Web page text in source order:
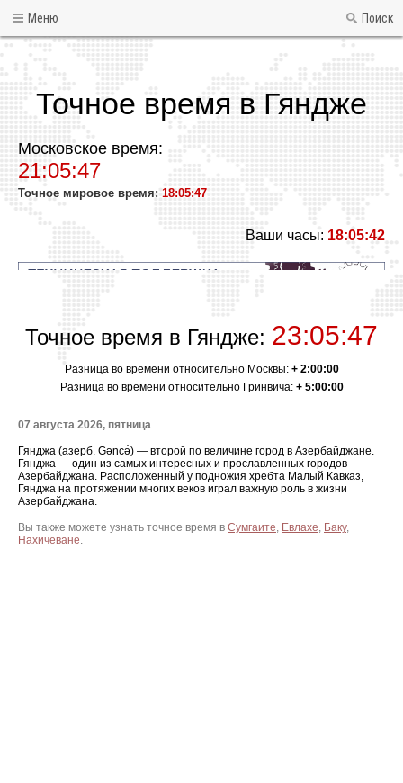
Меню Поиск
Точное время в Гяндже
Московское время:
21:05:47
Точное мировое время: 18:05:47
Ваши часы: 18:05:42
Точное время в Гяндже: 23:05:47
Разница во времени относительно Москвы: + 2:00:00
Разница во времени относительно Гринвича: + 5:00:00
07 августа 2026, пятница
Гянджа (азерб. Gəncə́) — второй по величине город в Азербайджане.
Гянджа — один из самых интересных и прославленных городов
Азербайджана. Расположенный у подножия хребта Малый Кавказ,
Гянджа на протяжении многих веков играл важную роль в жизни
Азербайджана.
Вы также можете узнать точное время в Сумгаите, Евлахе, Баку,
Нахичеване.